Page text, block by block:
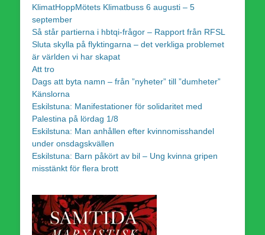
KlimatHoppMötets Klimatbuss 6 augusti – 5
september
Så står partierna i hbtqi-frågor – Rapport från RFSL
Sluta skylla på flyktingarna – det verkliga problemet
är världen vi har skapat
Att tro
Dags att byta namn – från ”nyheter” till ”dumheter”
Känslorna
Eskilstuna: Manifestationer för solidaritet med
Palestina på lördag 1/8
Eskilstuna: Man anhållen efter kvinnomisshandel
under onsdagskvällen
Eskilstuna: Barn påkört av bil – Ung kvinna gripen
misstänkt för flera brott